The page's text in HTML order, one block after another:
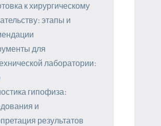
к хирургическому
этапы и
для
лаборатории:
гипофиза:
и
результатов